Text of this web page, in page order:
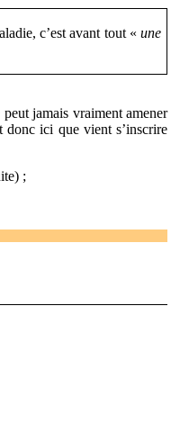
c’est avant tout «une
jamais vraiment amener
donc ici que vient s’inscrire
;